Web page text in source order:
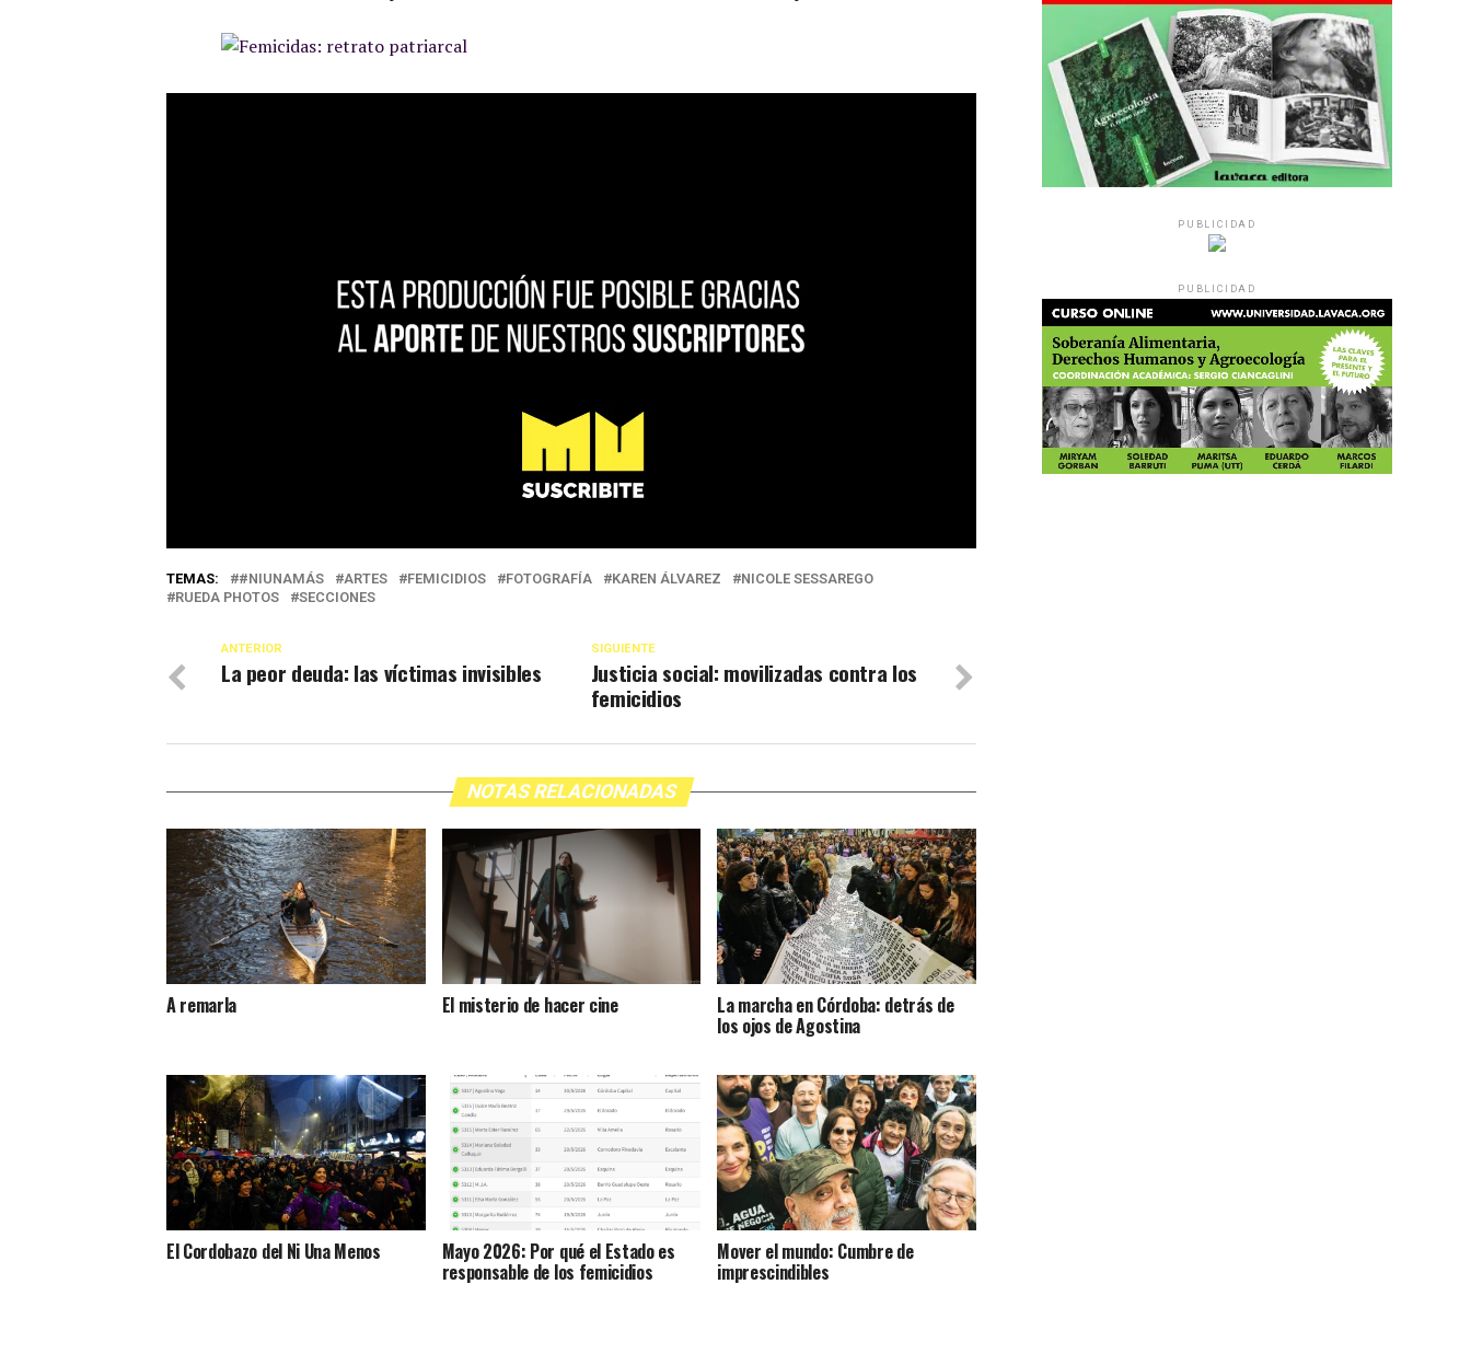
TEMAS: #NIUNAMÁS ARTES FEMICIDIOS FOTOGRAFÍA KAREN ÁLVAREZ
NICOLE SESSAREGO
RUEDA PHOTOS
SECCIONES
SIGUIENTE
Justicia social: movilizadas contra los
femicidios
ANTERIOR
La peor deuda: las víctimas invisibles
NOTAS RELACIONADAS
A remarla El misterio de hacer cine La marcha en Córdoba: detrás de
los ojos de Agostina
El Cordobazo del Ni Una Menos Mayo 2026: Por qué el Estado es
responsable de los femicidios
Mover el mundo: Cumbre de
imprescindibles
PUBLICIDAD
PUBLICIDAD